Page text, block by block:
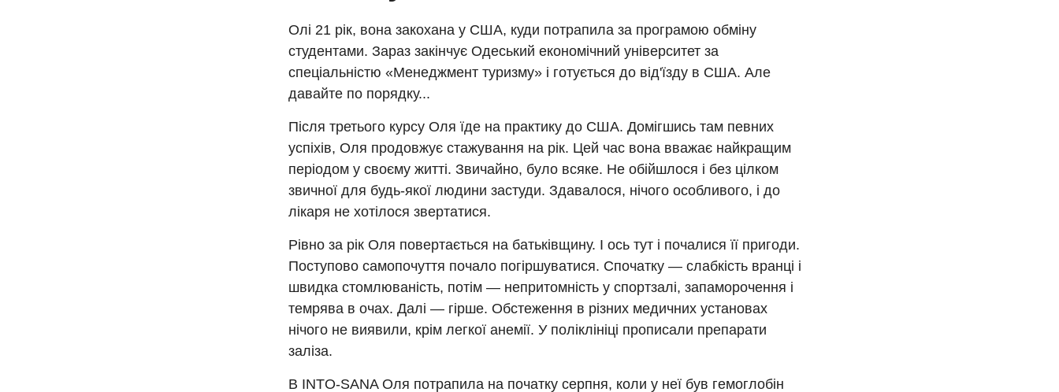
Олі 21 рік, вона закохана у США, куди потрапила за програмою обміну
студентами. Зараз закінчує Одеський економічний університет за
спеціальністю «Менеджмент туризму» і готується до від'їзду в США. Але
давайте по порядку...
Після третього курсу Оля їде на практику до США. Домігшись там певних
успіхів, Оля продовжує стажування на рік. Цей час вона вважає найкращим
періодом у своєму житті. Звичайно, було всяке. Не обійшлося і без цілком
звичної для будь-якої людини застуди. Здавалося, нічого особливого, і до
лікаря не хотілося звертатися.
Рівно за рік Оля повертається на батьківщину. І ось тут і почалися її пригоди.
Поступово самопочуття почало погіршуватися. Спочатку — слабкість вранці і
швидка стомлюваність, потім — непритомність у спортзалі, запаморочення і
темрява в очах. Далі — гірше. Обстеження в різних медичних установах
нічого не виявили, крім легкої анемії. У поліклініці прописали препарати
заліза.
В INTO-SANA Оля потрапила на початку серпня, коли у неї був гемоглобін